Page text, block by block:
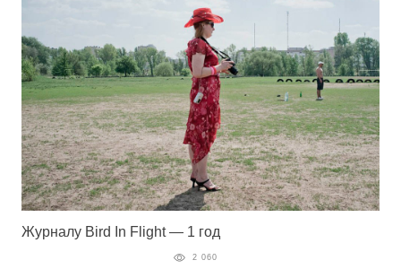
Журналу Bird In Flight — 1 год
2 060